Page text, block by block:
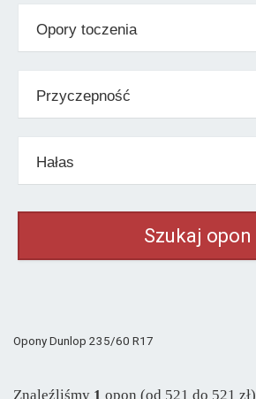
Toyo od 540 zł
Uniroyal od 497 zł
Klasa ekonomiczna
Barum
General
Matador
od 509 zł
Pozostałe marki
Opory toczenia
Przyczepność
Hałas
Opony Dunlop 235/60 R17
Znaleźliśmy 1 opon (od 521 do 521 zł)